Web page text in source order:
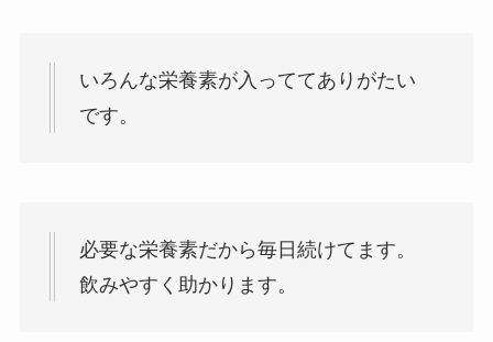
いろんな栄養素が入っててありがたい
です。
必要な栄養素だから毎日続けてます。
飲みやすく助かります。